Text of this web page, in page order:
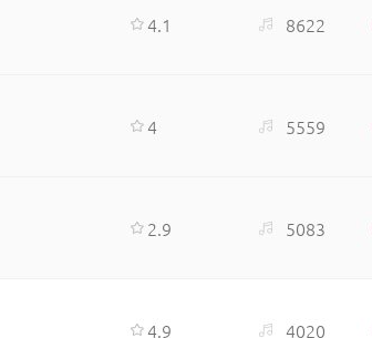
4 5559
4.1 8622
4.9 4020
2.9 5083